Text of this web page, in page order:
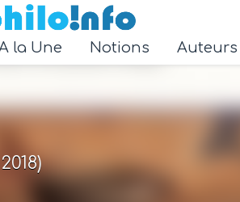
au contenu principal
la Une Notions